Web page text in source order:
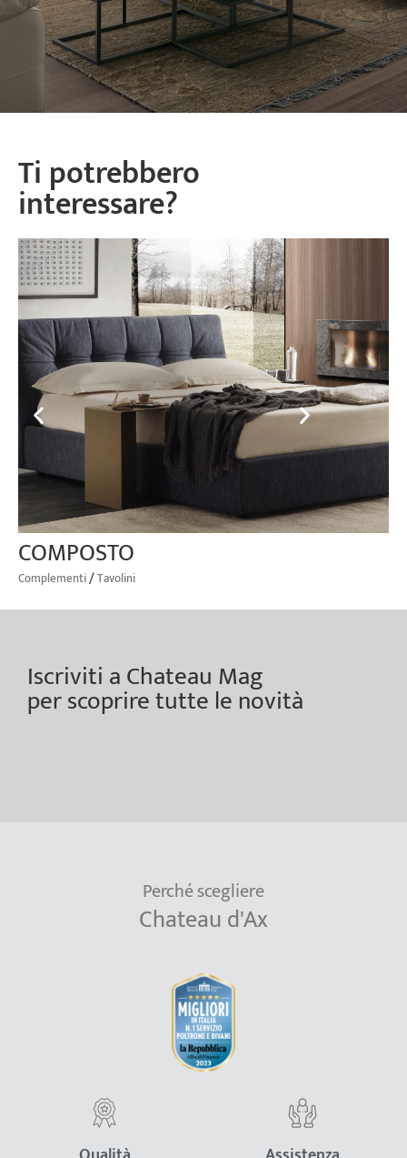
Ti potrebbero
interessare?
COMPOSTO
Complementi/Tavolini
Iscriviti a Chateau Mag
per scoprire tutte le novità
Perché scegliere
Chateau d'Ax